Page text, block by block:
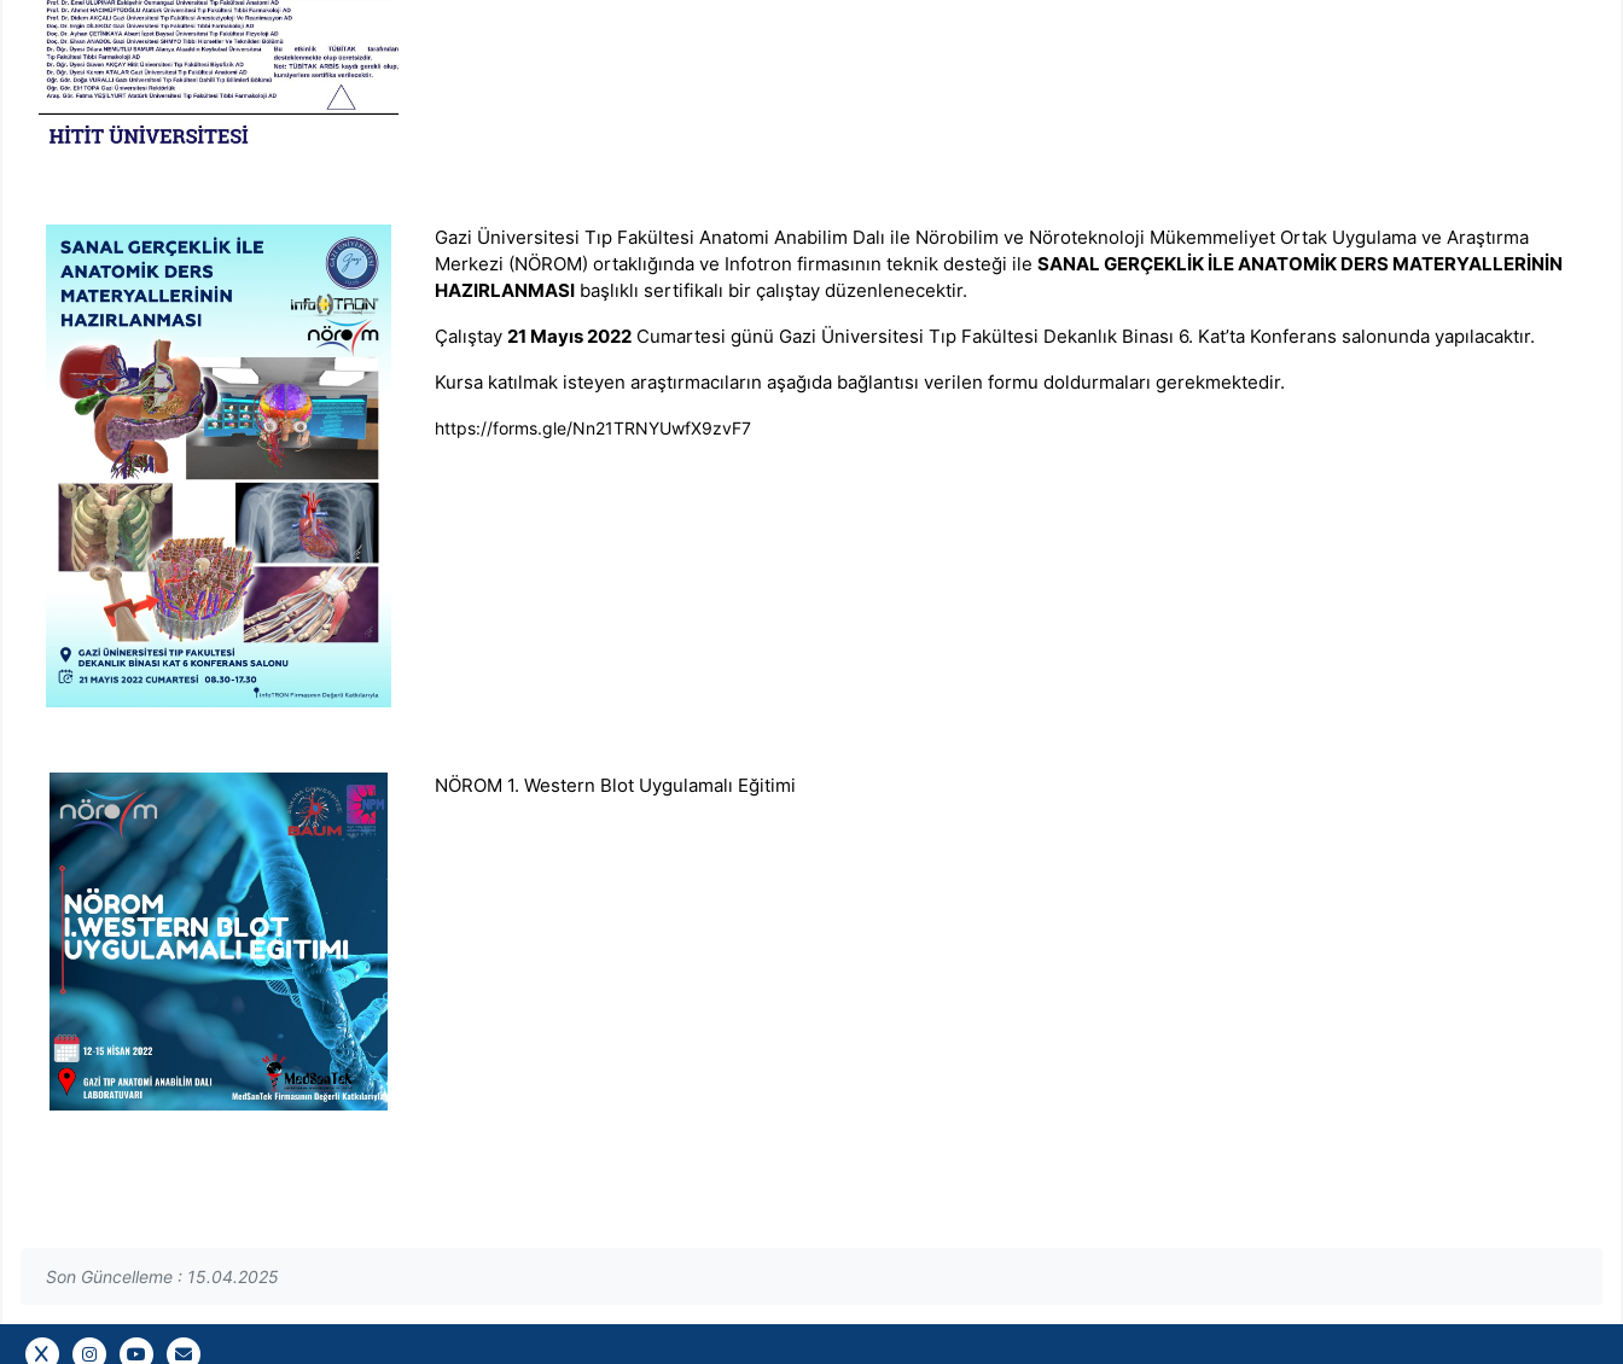
Gazi Üniversitesi Tıp Fakültesi Anatomi Anabilim Dalı ile Nörobilim ve Nöroteknoloji Mükemmeliyet Ortak Uygulama ve Araştırma
Merkezi (NÖROM) ortaklığında ve Infotron firmasının teknik desteği ile SANAL GERÇEKLİK İLE ANATOMİK DERS MATERYALLERİNİN
HAZIRLANMASIbaşlıklı sertifikalı bir çalıştay düzenlenecektir.
Çalıştay 21 Mayıs 2022Cumartesi günü Gazi Üniversitesi Tıp Fakültesi Dekanlık Binası 6. Kat’ta Konferans salonunda yapılacaktır.
Kursa katılmak isteyen araştırmacıların aşağıda bağlantısı verilen formu doldurmaları gerekmektedir.
https://forms.gle/Nn21TRNYUwfX9zvF7
NÖROM 1. Western Blot Uygulamalı Eğitimi
Son Güncelleme : 15.04.2025
Bizi takip edin
Bizi takip edin
YouTubeGazi E-Mail